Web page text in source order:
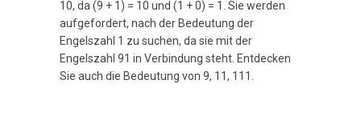
10, da (9 + 1) = 10 und (1 + 0) = 1. Sie werden
aufgefordert, nach der Bedeutung der
Engelszahl 1 zu suchen, da sie mit der
Engelszahl 91 in Verbindung steht. Entdecken
Sie auch die Bedeutung von 9, 11, 111.